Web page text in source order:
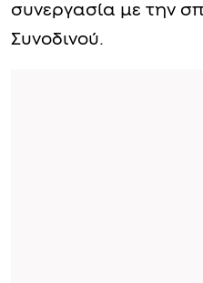
συνεργασία με την
Συνοδινού.